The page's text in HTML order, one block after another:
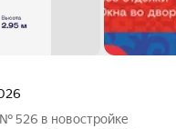
526 в новостройке